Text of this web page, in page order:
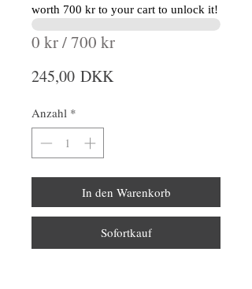
worth 700 kr to your cart to unlock it!
0 kr / 700 kr
245,00 DKKPreis
Anzahl *
In den Warenkorb
Sofortkauf